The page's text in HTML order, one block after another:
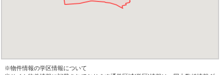
※物件情報の学区情報について